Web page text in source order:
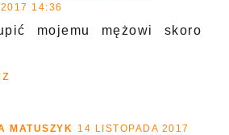
14:36
mojemu mężowi skoro
MATUSZYK 14 LISTOPADA 2017